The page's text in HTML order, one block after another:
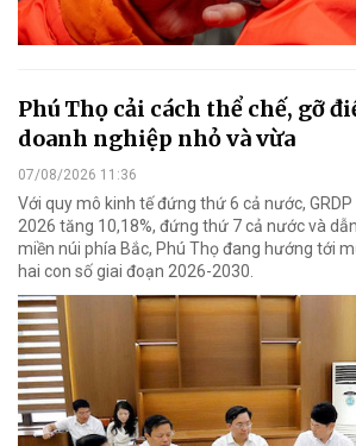
Phú Thọ cải cách thể chế, gỡ
doanh nghiệp nhỏ và vừa
07/08/2026 11:36
Với quy mô kinh tế đứng thứ 6 cả nước,
2026 tăng 10,18%, đứng thứ 7 cả nước và
miền núi phía Bắc, Phú Thọ đang hướng tới
hai con số giai đoạn 2026-2030.